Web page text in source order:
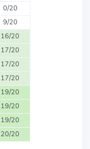
0/20
9/20
16/20
17/20
17/20
17/20
19/20
19/20
19/20
20/20